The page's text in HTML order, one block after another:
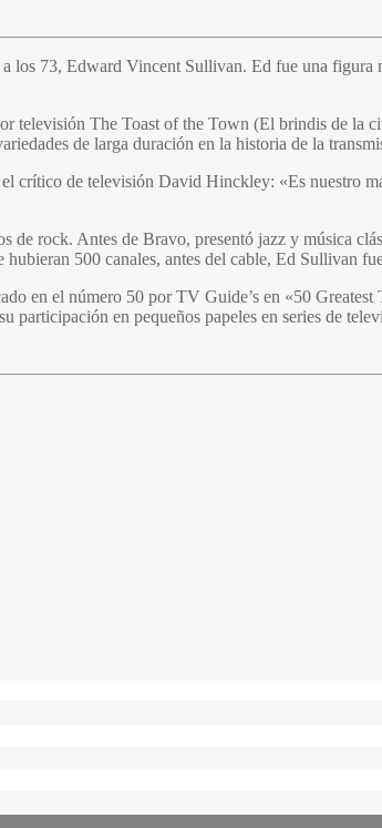
73, Edward Vincent Sullivan. Ed fue una
televisión The Toast of the Town (El brindis de la
de larga duración en la historia de la
crítico de televisión David Hinckley: «Es nuestro
rock. Antes de Bravo, presentó jazz y música
500 canales, antes del cable, Ed Sullivan
en el número 50 por TV Guide’s en «50
en pequeños papeles en series de